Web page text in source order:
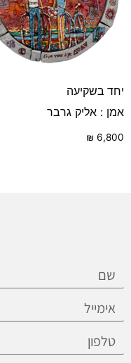
יחד בשקיעה
אמן : אליק גרבר
₪ 6,800